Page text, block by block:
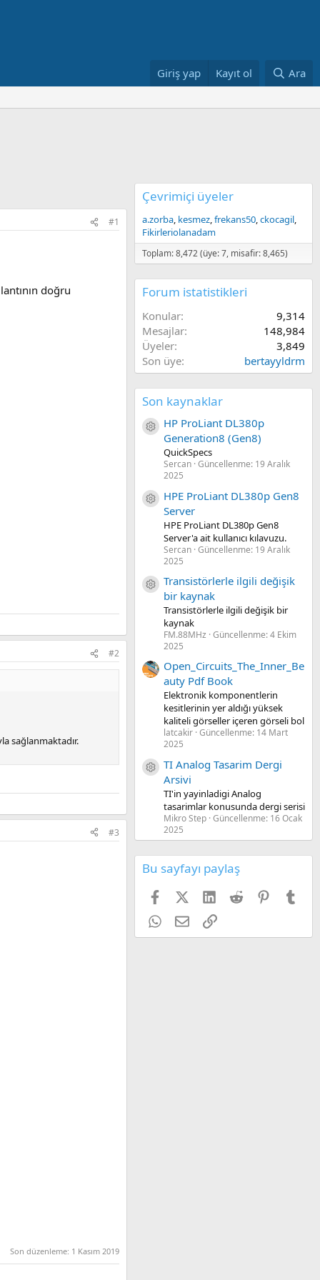
Giriş yap Kayıt ol Ara
#1
doğru
#2
sağlanmaktadır.
#3
Son düzenleme: 1 Kasım 2019
Çevrimiçi üyeler
a.zorba kesmez frekans50 ckocagil
Fikirleriolanadam
Toplam: 8,472 (üye: 7, misafir: 8,465)
Forum istatistikleri
Konular
9,314
Mesajlar
148,984
Üyeler
3,849
Son üye
bertayyldrm
Son kaynaklar
Kaynak ikon/amblem
HP ProLiant DL380p
Generation8 (Gen8)
QuickSpecs
Sercan Güncellenme: 19 Aralık
2025
Kaynak ikon/amblem
HPE ProLiant DL380p Gen8
Server
HPE ProLiant DL380p Gen8
Server'a ait kullanıcı kılavuzu.
Sercan Güncellenme: 19 Aralık
2025
Kaynak ikon/amblem
Transistörlerle ilgili değişik
bir kaynak
Transistörlerle ilgili değişik bir
kaynak
FM.88MHz Güncellenme:4 Ekim
2025
Open_Circuits_The_Inner_Be
auty Pdf Book
Elektronik komponentlerin
kesitlerinin yer aldığı yüksek
kaliteli görseller içeren görseli bol
latcakir Güncellenme: 14 Mart
2025
Kaynak ikon/amblem
TI Analog Tasarim Dergi
Arsivi
TI'in yayinladigi Analog
tasarimlar konusunda dergi serisi
Mikro Step Güncellenme: 16 Ocak
2025
Bu sayfayı paylaş
FacebookX (Twitter)
LinkedIn
Reddit Pinterest
WhatsApp
E-postaLink